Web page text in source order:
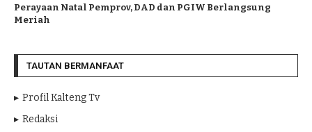
Perayaan Natal Pemprov, DAD dan PGIW Berlangsung
Meriah
TAUTAN BERMANFAAT
Profil Kalteng Tv
Redaksi